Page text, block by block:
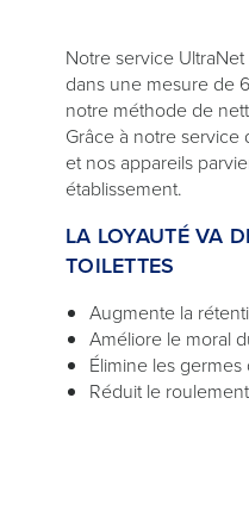
Notre service
dans une mesure de
notre méthode de
Grâce à notre
et nos appareils
établissement.
LA LOYAUTÉ VA
TOILETTES
Augmente la
Améliore le moral
Élimine les
Réduit le